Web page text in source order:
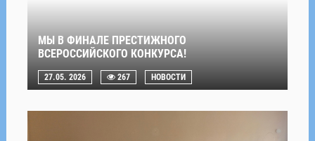
МЫ В ФИНАЛЕ ПРЕСТИЖНОГО
ВСЕРОССИЙСКОГО КОНКУРСА!
27.05. 2026 267 НОВОСТИ